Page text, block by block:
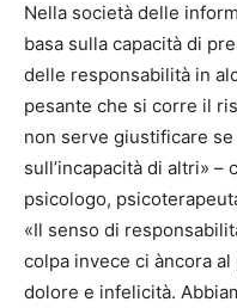
Nella società delle
basa sulla capacità di
delle responsabilità in
pesante che si corre il
non serve giustificare
sull’incapacità di altri» –
psicologo,
«Il senso di
colpa invece ci àncora
dolore e infelicità.